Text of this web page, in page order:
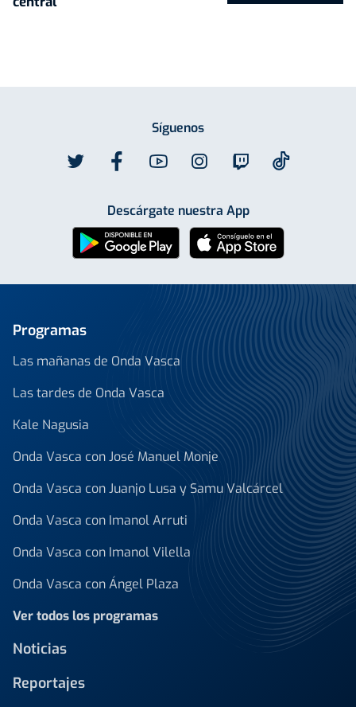
Síguenos
Descárgate nuestra App
Programas
Las mañanas de Onda Vasca
Las tardes de Onda Vasca
Kale Nagusia
Onda Vasca con José Manuel Monje
Onda Vasca con Juanjo Lusa y Samu Valcárcel
Onda Vasca con Imanol Arruti
Onda Vasca con Imanol Vilella
Onda Vasca con Ángel Plaza
Ver todos los programas
Noticias
Reportajes